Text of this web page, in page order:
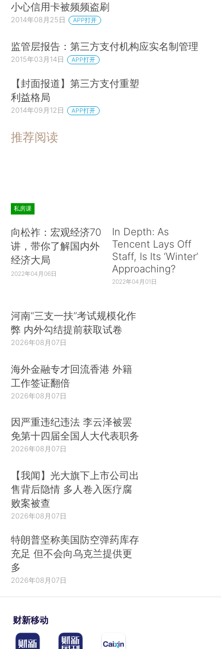
小心信用卡被频频盗刷
2014年08月25日 APP打开
监管层报告：第三方支付机构应实名制管理
2015年03月14日 APP打开
【封面报道】第三方支付重塑
利益格局
2014年09月12日 APP打开
推荐阅读
私房课
向松祚：宏观经济70
讲，带你了解国内外
经济大局
2022年04月06日
In Depth: As
Tencent Lays Off
Staff, Is Its ‘Winter’
Approaching?
2022年04月01日
河南“三支一扶”考试规模化作
弊 内外勾结提前获取试卷
2026年08月07日
海外金融专才回流香港 外籍
工作签证翻倍
2026年08月07日
因严重违纪违法 李云泽被罢
免第十四届全国人大代表职务
2026年08月07日
【我闻】光大旗下上市公司出
售背后隐情 多人卷入医疗腐
败案被查
2026年08月07日
特朗普坚称美国防空弹药库存
充足 但不会向乌克兰提供更
多
2026年08月07日
财新移动